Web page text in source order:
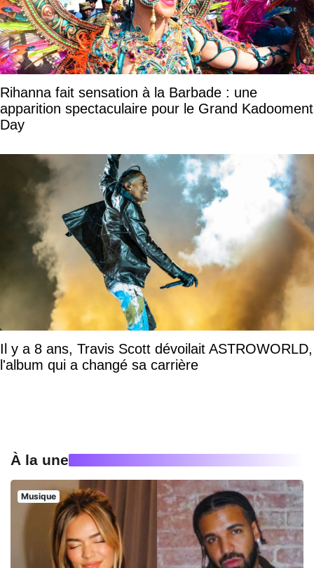
Rihanna fait sensation à la Barbade : une
apparition spectaculaire pour le Grand Kadooment
Day
Il y a 8 ans, Travis Scott dévoilait ASTROWORLD,
l'album qui a changé sa carrière
À la une
Musique